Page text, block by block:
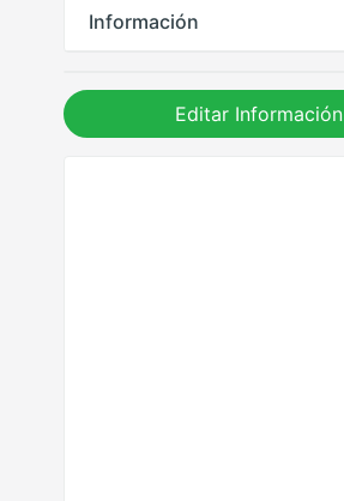
Información
Editar Información